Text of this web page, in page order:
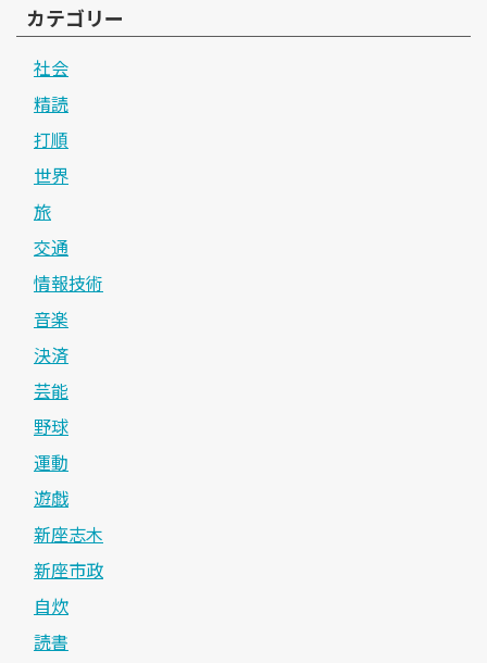
カテゴリー
社会
精読
打順
世界
旅
交通
情報技術
音楽
決済
芸能
野球
運動
遊戯
新座志木
新座市政
自炊
読書